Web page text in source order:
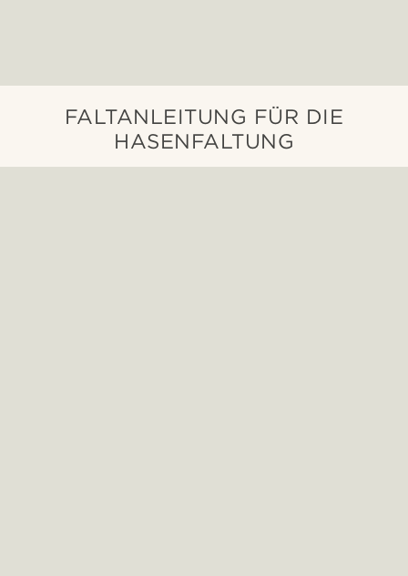
FALTANLEITUNG FÜR DIE
HASENFALTUNG